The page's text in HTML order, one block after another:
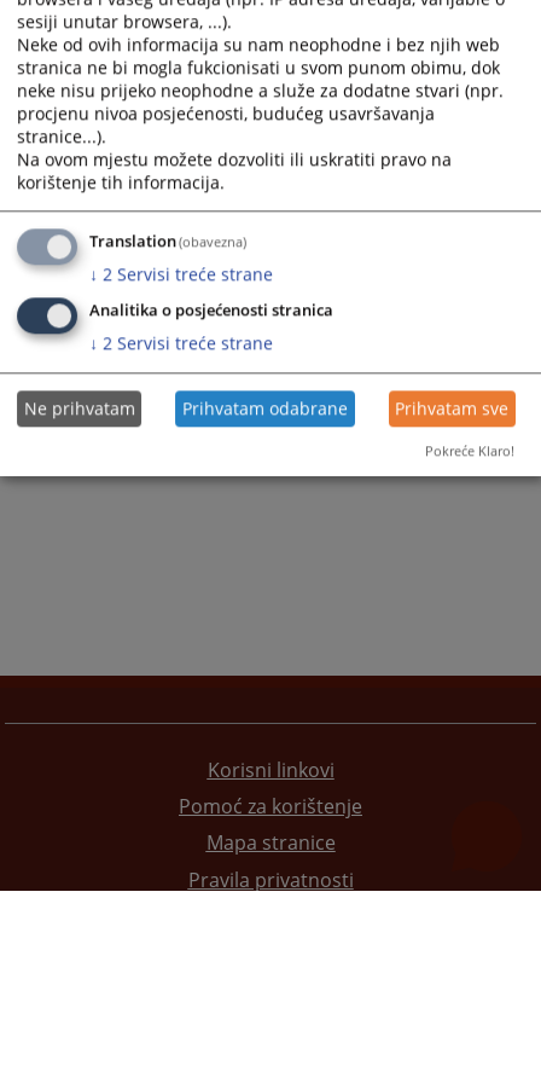
Korisni linkovi
Pomoć za korištenje
Mapa stranice
Pravila privatnosti
sesiji unutar browsera, ...).
Neke od ovih informacija su nam neophodne i bez njih web
stranica ne bi mogla fukcionisati u svom punom obimu, dok
neke nisu prijeko neophodne a služe za dodatne stvari (npr.
procjenu nivoa posjećenosti, budućeg usavršavanja
stranice...).
Na ovom mjestu možete dozvoliti ili uskratiti pravo na
korištenje tih informacija.
Translation(obavezna)
↓ 2 Servisi treće strane
Analitika o posjećenosti stranica
↓ 2 Servisi treće strane
Ne prihvatam Prihvatam odabrane Prihvatam sve
Pokreće Klaro!